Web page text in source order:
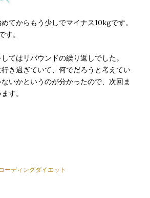
てからもう少しでマイナス10kgです。
す。
てはリバウンドの繰り返しでした。
き過ぎていて、何でだろうと考えてい
いかというのが分かったので、次回ま
す。
ーディングダイエット